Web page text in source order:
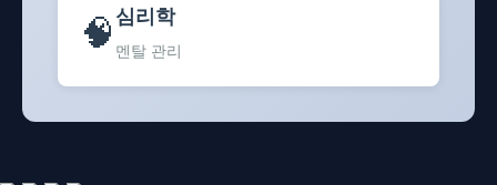
🧠 심리학
멘탈 관리